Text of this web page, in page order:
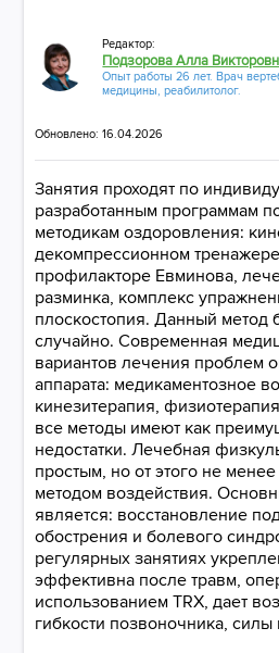
Редактор:
Подзорова Алла
Опыт работы 26 лет. Врач
медицины, реабилитолог.
Обновлено: 16.04.2026
Занятия проходят по
разработанным программам
методикам оздоровления:
декомпрессионном
профилакторе Евминова,
разминка, комплекс
плоскостопия. ​​​​​​​​​​​​​Данный метод
случайно. Современная
вариантов лечения проблем
аппарата: медикаментозное
кинезитерапия,
все методы имеют как
недостатки. Лечебная
простым, но от этого не
методом воздействия.
является: восстановление
обострения и болевого
регулярных занятиях
эффективна после травм,
использованием TRX, дает
гибкости позвоночника,